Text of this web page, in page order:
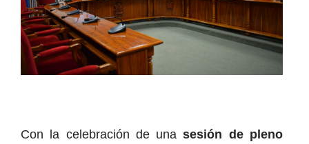
Con la celebración de unasesión de pleno